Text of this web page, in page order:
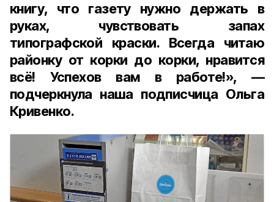
книгу, что газету нужно держать в
руках, чувствовать запах
типографской краски. Всегда читаю
районку от корки до корки, нравится
всё! Успехов вам в работе!», —
подчеркнула наша подписчица Ольга
Кривенко.